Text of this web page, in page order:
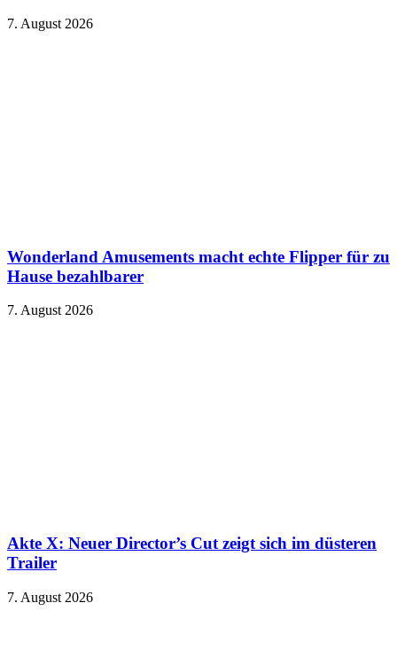
7. August 2026
Wonderland Amusements macht echte Flipper für zu
Hause bezahlbarer
7. August 2026
Akte X: Neuer Director’s Cut zeigt sich im düsteren
Trailer
7. August 2026